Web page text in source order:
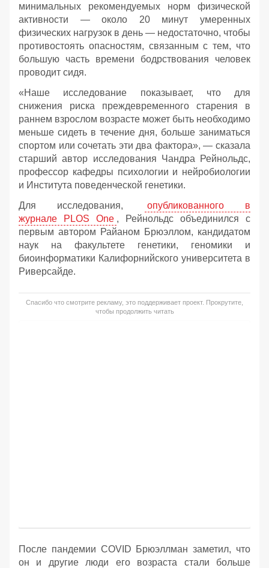
минимальных рекомендуемых норм физической
активности — около 20 минут умеренных
физических нагрузок в день — недостаточно, чтобы
противостоять опасностям, связанным с тем, что
большую часть времени бодрствования человек
проводит сидя.
«Наше исследование показывает, что для
снижения риска преждевременного старения в
раннем взрослом возрасте может быть необходимо
меньше сидеть в течение дня, больше заниматься
спортом или сочетать эти два фактора», — сказала
старший автор исследования Чандра Рейнольдс,
профессор кафедры психологии и нейробиологии
и Института поведенческой генетики.
Для исследования,
опубликованного в
журнале PLOS One , Рейнольдс объединился с
первым автором Райаном Брюэллом, кандидатом
наук на факультете генетики, геномики и
биоинформатики Калифорнийского университета в
Риверсайде.
Спасибо что смотрите рекламу, это поддерживает проект. Прокрутите,
чтобы продолжить читать
После пандемии COVID Брюэллман заметил, что
он и другие люди его возраста стали больше